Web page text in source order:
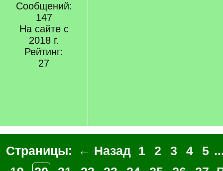
Сообщений:
147
На сайте с
2018 г.
Рейтинг:
27
Страницы: ← Назад 1 2 3 4 5